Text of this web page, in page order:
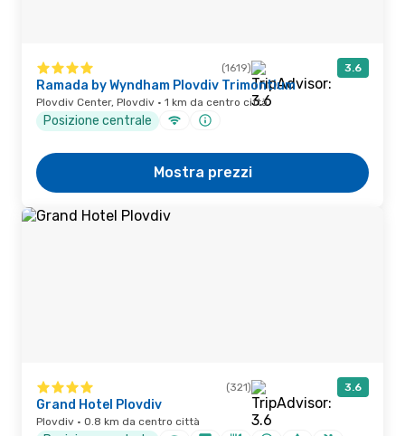
(1619) 3.6
Ramada by Wyndham Plovdiv Trimontium
Plovdiv Center, Plovdiv · 1 km da centro città
Posizione centrale
Mostra prezzi
(321) 3.6
Grand Hotel Plovdiv
Plovdiv · 0.8 km da centro città